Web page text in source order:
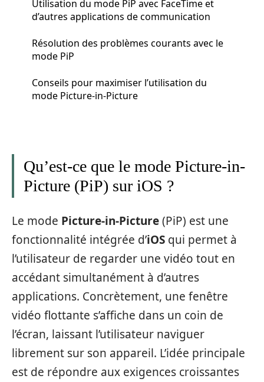
Utilisation du mode PiP avec FaceTime et
d’autres applications de communication
Résolution des problèmes courants avec le
mode PiP
Conseils pour maximiser l’utilisation du
mode Picture-in-Picture
Qu’est-ce que le mode Picture-in-
Picture (PiP) sur iOS ?
Le mode Picture-in-Picture(PiP) est une
fonctionnalité intégrée d’iOS qui permet à
l’utilisateur de regarder une vidéo tout en
accédant simultanément à d’autres
applications. Concrètement, une fenêtre
vidéo flottante s’affiche dans un coin de
l’écran, laissant l’utilisateur naviguer
librement sur son appareil. L’idée principale
est de répondre aux exigences croissantes